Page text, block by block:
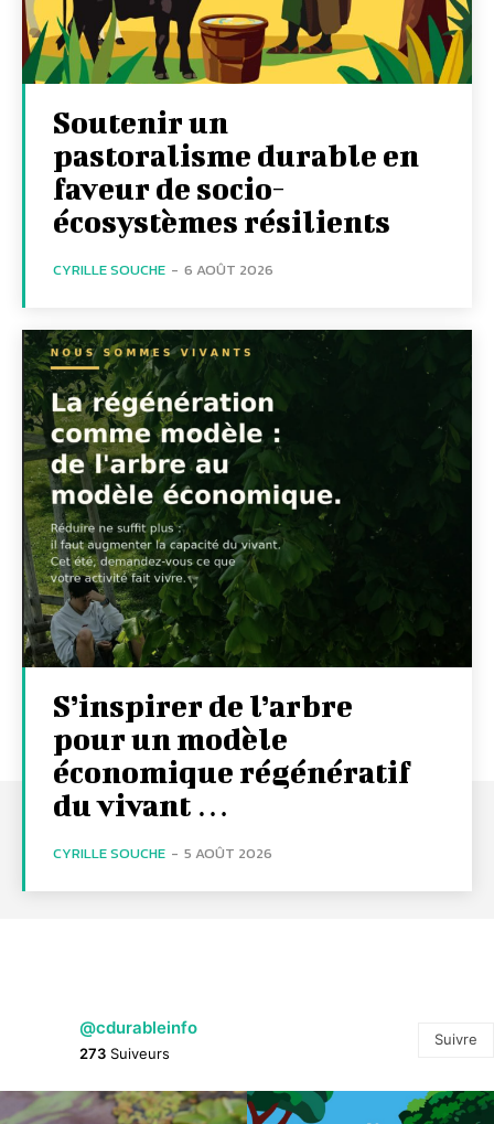
Soutenir un
pastoralisme durable en
faveur de socio-
écosystèmes résilients
CYRILLE SOUCHE - 6 AOÛT 2026
S’inspirer de l’arbre
pour un modèle
économique régénératif
du vivant …
CYRILLE SOUCHE - 5 AOÛT 2026
@cdurableinfo
273 Suiveurs
Suivre